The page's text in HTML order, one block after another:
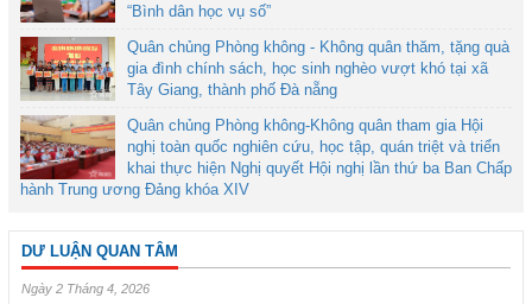
“Bình dân học vụ số”
Quân chủng Phòng không - Không quân thăm, tặng quà
gia đình chính sách, học sinh nghèo vượt khó tại xã
Tây Giang, thành phố Đà nẵng
Quân chủng Phòng không-Không quân tham gia Hội
nghị toàn quốc nghiên cứu, học tập, quán triệt và triển
khai thực hiện Nghị quyết Hội nghị lần thứ ba Ban Chấp
hành Trung ương Đảng khóa XIV
DƯ LUẬN QUAN TÂM
Ngày 2 Tháng 4, 2026